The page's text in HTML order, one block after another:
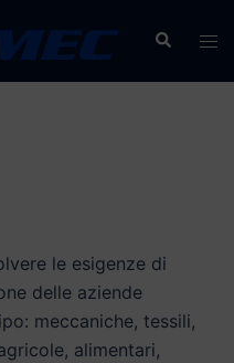
Cerca
le esigenze di
delle aziende
meccaniche, tessili,
alimentari,